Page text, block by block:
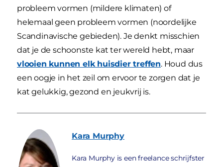
probleem vormen (mildere klimaten) of
helemaal geen probleem vormen (noordelijke
Scandinavische gebieden). Je denkt misschien
dat je de schoonste kat ter wereld hebt, maar
vlooien kunnen elk huisdier treffen. Houd dus
een oogje in het zeil om ervoor te zorgen dat je
kat gelukkig, gezond en jeukvrij is.
Kara Murphy
Kara Murphy is een freelance schrijfster